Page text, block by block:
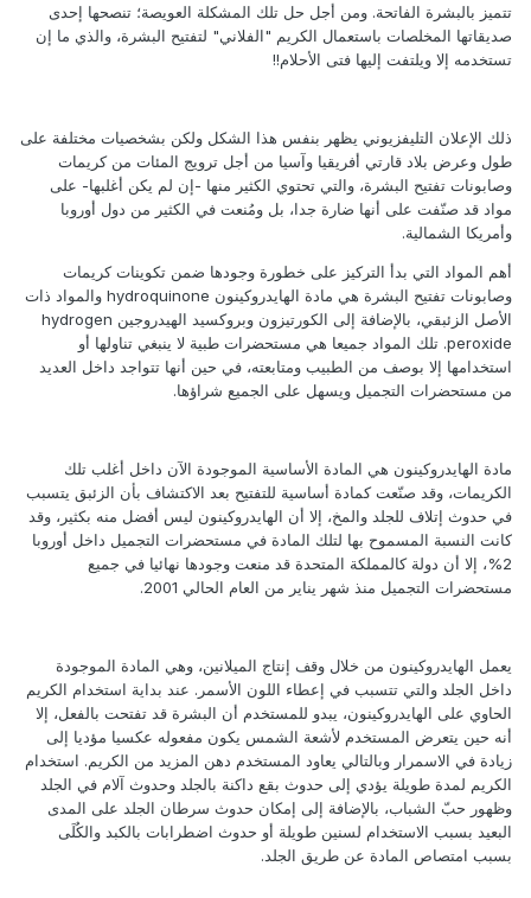
تتميز بالبشرة الفاتحة. ومن أجل حل تلك المشكلة العويصة؛ تنصحها إحدى
صديقاتها المخلصات باستعمال الكريم "الفلاني" لتفتيح البشرة، والذي ما إن
تستخدمه إلا ويلتفت إليها فتى الأحلام!!
ذلك الإعلان التليفزيوني يظهر بنفس هذا الشكل ولكن بشخصيات مختلفة على
طول وعرض بلاد قارتي أفريقيا وآسيا من أجل ترويج المئات من كريمات
وصابونات تفتيح البشرة، والتي تحتوي الكثير منها -إن لم يكن أغلبها- على
مواد قد صنّفت على أنها ضارة جدا، بل ومُنعت في الكثير من دول أوروبا
وأمريكا الشمالية.
أهم المواد التي بدأ التركيز على خطورة وجودها ضمن تكوينات كريمات
وصابونات تفتيح البشرة هي مادة الهايدروكينون hydroquinone والمواد ذات
الأصل الزئبقي، بالإضافة إلى الكورتيزون وبروكسيد الهيدروجين hydrogen
peroxide. تلك المواد جميعا هي مستحضرات طبية لا ينبغي تناولها أو
استخدامها إلا بوصف من الطبيب ومتابعته، في حين أنها تتواجد داخل العديد
من مستحضرات التجميل ويسهل على الجميع شراؤها.
مادة الهايدروكينون هي المادة الأساسية الموجودة الآن داخل أغلب تلك
الكريمات، وقد صنّعت كمادة أساسية للتفتيح بعد الاكتشاف بأن الزئبق يتسبب
في حدوث إتلاف للجلد والمخ، إلا أن الهايدروكينون ليس أفضل منه بكثير، وقد
كانت النسبة المسموح بها لتلك المادة في مستحضرات التجميل داخل أوروبا
2%، إلا أن دولة كالمملكة المتحدة قد منعت وجودها نهائيا في جميع
مستحضرات التجميل منذ شهر يناير من العام الحالي 2001.
يعمل الهايدروكينون من خلال وقف إنتاج الميلانين، وهي المادة الموجودة
داخل الجلد والتي تتسبب في إعطاء اللون الأسمر. عند بداية استخدام الكريم
الحاوي على الهايدروكينون، يبدو للمستخدم أن البشرة قد تفتحت بالفعل، إلا
أنه حين يتعرض المستخدم لأشعة الشمس يكون مفعوله عكسيا مؤديا إلى
زيادة في الاسمرار وبالتالي يعاود المستخدم دهن المزيد من الكريم. استخدام
الكريم لمدة طويلة يؤدي إلى حدوث بقع داكنة بالجلد وحدوث آلام في الجلد
وظهور حبّ الشباب، بالإضافة إلى إمكان حدوث سرطان الجلد على المدى
البعيد بسبب الاستخدام لسنين طويلة أو حدوث اضطرابات بالكبد والكُلَى
بسبب امتصاص المادة عن طريق الجلد.